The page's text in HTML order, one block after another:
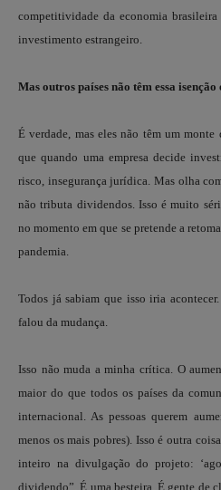
competitividade da economia
investimento estrangeiro.
Mas outros países não têm essa
É verdade, mas eles não têm um
que quando uma empresa decide
risco, insegurança jurídica. Mas olha
não tributa dividendos. Isso é muito
no momento em que se pretende a
pandemia.
Todos já sabiam que isso iria
falou da mudança.
Isso não muda a minha crítica. O
maior do que todos os países da
internacional. As pessoas querem
menos os mais pobres). Isso é outra
inteiro na divulgação do projeto:
dividendo”. É uma besteira. É gente de